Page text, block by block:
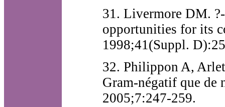
31. Livermore DM.
opportunities for its
1998;41(Suppl.
32. Philippon A,
Gram-négatif que de
2005;7:247-259.